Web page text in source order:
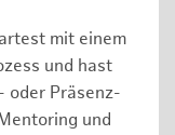
mit einem
und hast
oder Präsenz-
und